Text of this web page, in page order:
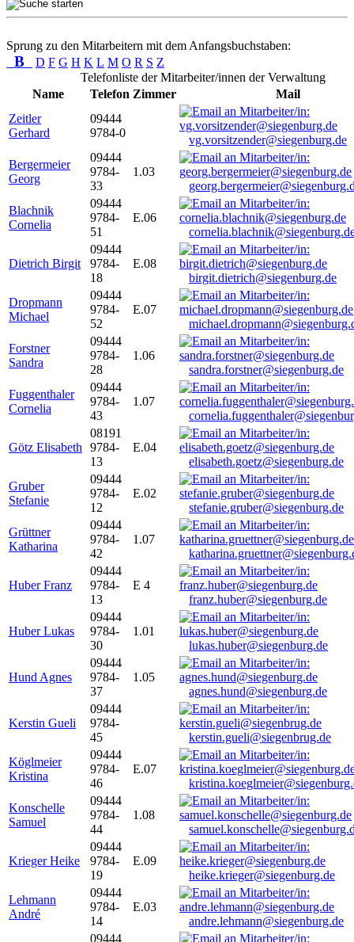
Sprung zu den Mitarbeitern mit dem Anfangsbuchstaben:
B D F G H K L M O R S Z
Telefonliste der Mitarbeiter/innen der Verwaltung
Name
Telefon Zimmer
Mail
Zeitler
Gerhard
09444
9784-0
vg.vorsitzender@siegenburg.de
Bergermeier
Georg
09444
9784-
33
1.03
Blachnik
Cornelia
09444
9784-
51
E.06
Dietrich Birgit
09444
9784-
18
E.08
birgit.dietrich@siegenburg.de
Dropmann
Michael
09444
9784-
52
E.07
Forstner
Sandra
09444
9784-
28
1.06
sandra.forstner@siegenburg.de
Fuggenthaler
Cornelia
09444
9784-
43
1.07
Götz Elisabeth
08191
9784-
13
E.04
elisabeth.goetz@siegenburg.de
Gruber
Stefanie
09444
9784-
12
E.02
stefanie.gruber@siegenburg.de
Grüttner
Katharina
09444
9784-
42
1.07
Huber Franz
09444
9784-
13
E 4
franz.huber@siegenburg.de
Huber Lukas
09444
9784-
30
1.01
lukas.huber@siegenburg.de
Hund Agnes
09444
9784-
37
1.05
agnes.hund@siegenburg.de
Kerstin Gueli
09444
9784-
45
kerstin.gueli@siegenbrug.de
Köglmeier
Kristina
09444
9784-
46
E.07
Konschelle
Samuel
09444
9784-
44
1.08
Krieger Heike
09444
9784-
19
E.09
heike.krieger@siegenburg.de
Lehmann
André
09444
9784-
14
E.03
andre.lehmann@siegenburg.de
09444